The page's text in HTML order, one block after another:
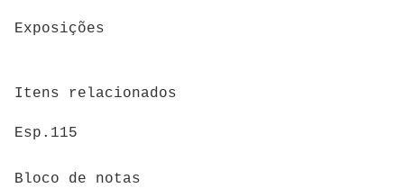
Exposições
Itens relacionados
Esp.115
Bloco de notas